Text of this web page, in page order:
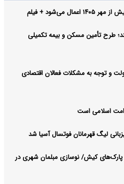
می‌شود + فیلم
طرح تأمین مسکن و بیمه تکمیلی
و توجه به مشکلات فعالان اقتصادی
امت اسلامی است
لیگ قهرمانان فوتسال آسیا شد
سواحل و پارک‌های کیش/ نوسازی مبلمان شهری در